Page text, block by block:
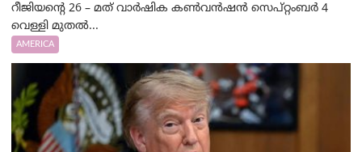
റീജിയന്റെ 26 – മത് വാർഷിക കൺവൻഷൻ സെപ്റ്റംബർ 4
വെള്ളി മുതൽ...
AMERICA